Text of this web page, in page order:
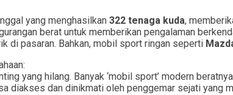
yang menghasilkan 322 tenaga kuda,
berat untuk memberikan pengalaman
di pasaran. Bahkan, mobil sport ringan seperti
yang hilang. Banyak ‘mobil sport’ modern
diakses dan dinikmati oleh penggemar sejati yang